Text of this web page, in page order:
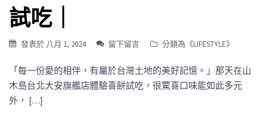
試吃｜
發表於 八月 1, 2024 留下留言 分類為《LIFESTYLE》
「每一份愛的相伴，有屬於台灣土地的美好記憶。」那天在山
木島台北大安旗艦店體驗喜餅試吃，很驚喜口味能如此多元
外， […]